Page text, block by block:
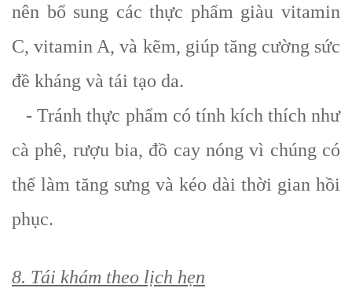
nên bổ sung các thực phẩm giàu vitamin
C, vitamin A, và kẽm, giúp tăng cường sức
đề kháng và tái tạo da.
- Tránh thực phẩm có tính kích thích như
cà phê, rượu bia, đồ cay nóng vì chúng có
thể làm tăng sưng và kéo dài thời gian hồi
phục.
8. Tái khám theo lịch hẹn